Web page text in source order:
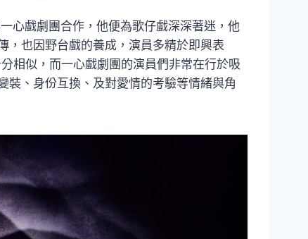
心戲劇團合作，他便為歌仔戲深深著迷，他
，也因野台戲的養成，演員多精於即興表
相似，而一心戲劇團的演員們非常在行於吸
裝、身份互換、及對愛情的考驗等情緒與角